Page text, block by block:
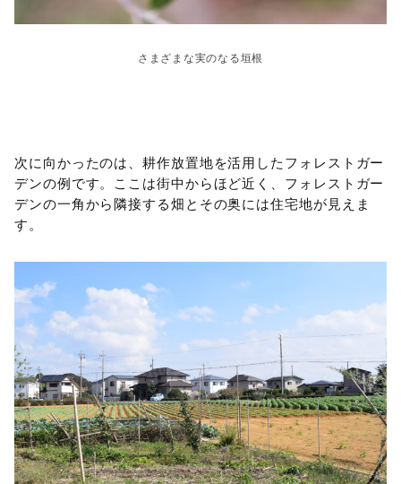
さまざまな実のなる垣根
次に向かったのは、耕作放置地を活用したフォレストガー
デンの例です。ここは街中からほど近く、フォレストガー
デンの一角から隣接する畑とその奥には住宅地が見えま
す。